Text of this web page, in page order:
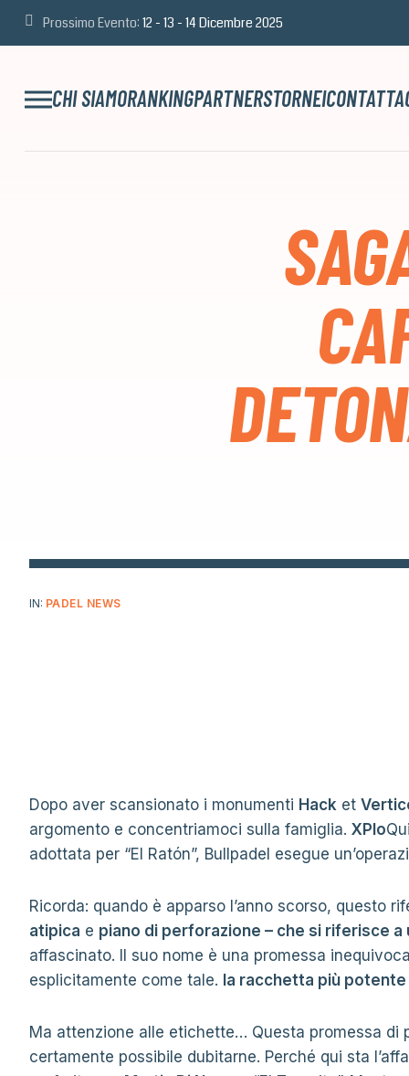
Prossimo Evento: 12 - 13 - 14 Dicembre 2025
CHI SIAMORANKINGPARTNERSTORNEI
IN: PADEL NEWS
Dopo aver scansionato i monumenti Hack et
argomento e concentriamoci sulla famiglia. XPlo
adottata per “El Ratón”, Bullpadel esegue
Ricorda: quando è apparso l’anno scorso, questo
atipica e piano di perforazione – che si riferisce a
affascinato. Il suo nome è una promessa
esplicitamente come tale. la racchetta più potente
Ma attenzione alle etichette… Questa promessa di
certamente possibile dubitarne. Perché qui sta